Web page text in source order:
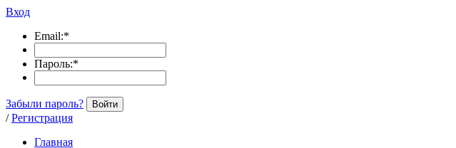
Вход
Email:*
Пароль:*
Забыли пароль? Войти
/ Регистрация
Главная